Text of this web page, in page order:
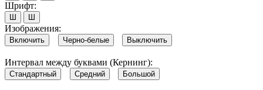
Шрифт:
Ш Ш
Изображения:
Включить Черно-белые Выключить
Интервал между буквами (Кернинг):
Стандартный Средний Большой